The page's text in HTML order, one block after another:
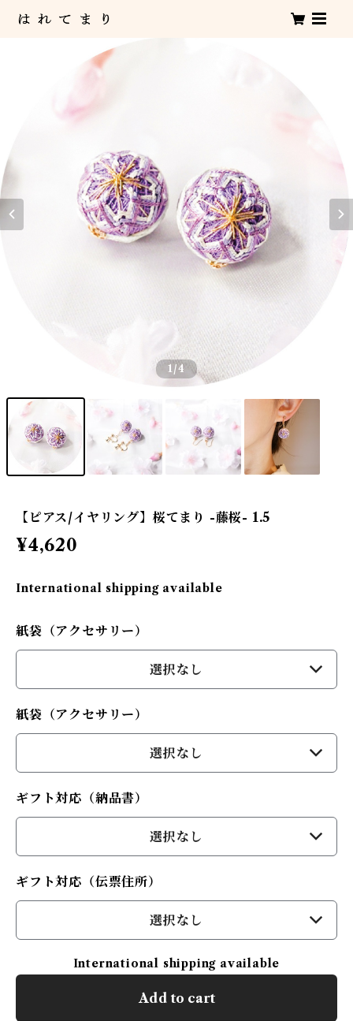
1/4
【ピアス/イヤリング】桜てまり -藤桜- 1.5
¥4,620
International shipping available
紙袋（アクセサリー）
選択なし
紙袋（アクセサリー）
選択なし
ギフト対応（納品書）
選択なし
ギフト対応（伝票住所）
選択なし
International shipping available
Add to cart